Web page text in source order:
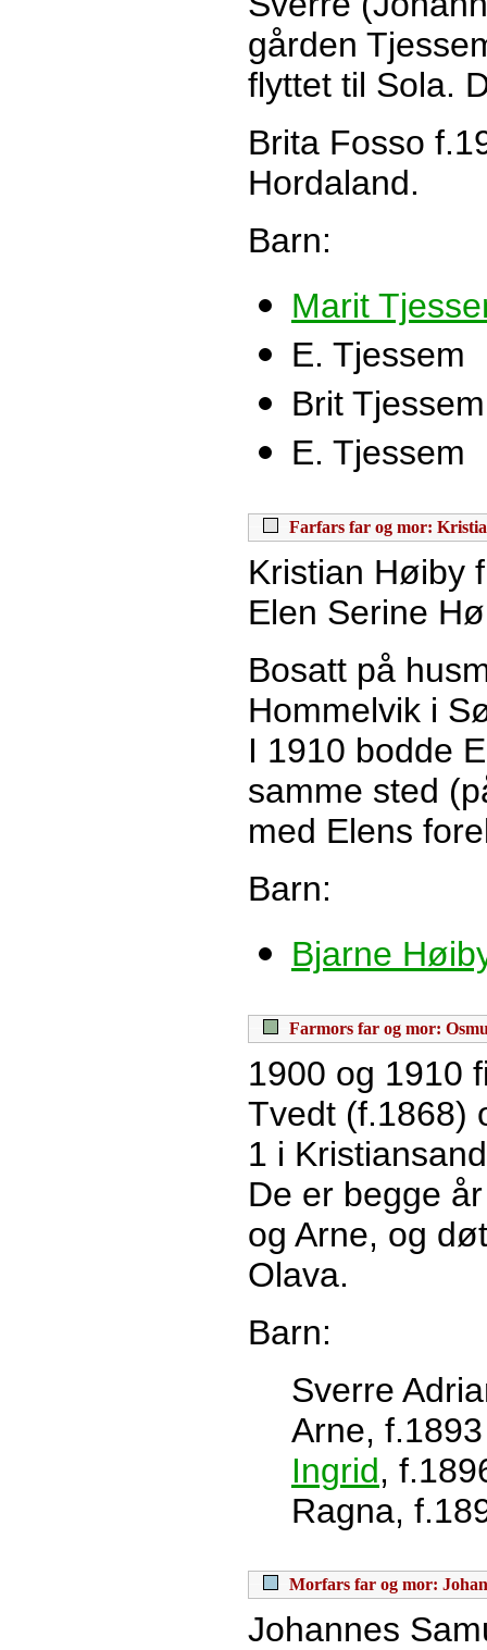
gården
flyttet til Sola.
Brita Fosso
Hordaland.
Barn:
Marit
E. Tjessem
Brit Tjessem
E. Tjessem
Farfars far og mor:
Kristian Høiby
Elen Serine
Bosatt på
Hommelvik i
I 1910 bodde
samme sted
med Elens
Barn:
Bjarne
Farmors far og mor:
1900 og 1910
Tvedt (f.1868)
1 i
De er begge
og Arne, og
Olava.
Barn:
Sverre
Arne, f.1893
Ingrid,
Ragna,
Morfars far og mor:
Johannes